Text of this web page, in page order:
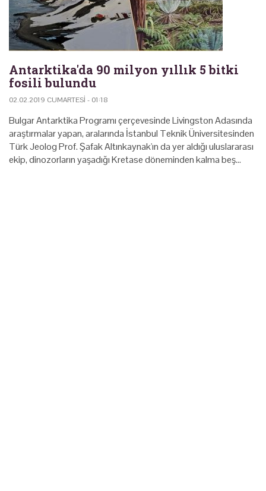
Antarktika'da 90 milyon yıllık 5 bitki
fosili bulundu
02.02.2019 CUMARTESI - 01:18
Bulgar Antarktika Programı çerçevesinde Livingston Adasında
araştırmalar yapan, aralarında İstanbul Teknik Üniversitesinden
Türk Jeolog Prof. Şafak Altınkaynak'ın da yer aldığı uluslararası
ekip, dinozorların yaşadığı Kretase döneminden kalma beş…